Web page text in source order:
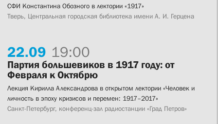
СФИ Константина Обозного в лектории «1917»
Тверь, Центральная городская библиотека имени А. И. Герцена
22.09 19:00
Партия большевиков в 1917 году: от
Февраля к Октябрю
Лекция Кирилла Александрова в открытом лектории «Человек и
личность в эпоху кризисов и перемен: 1917–2017»
Санкт-Петербург, конференц-зал радиостанции «Град Петров»